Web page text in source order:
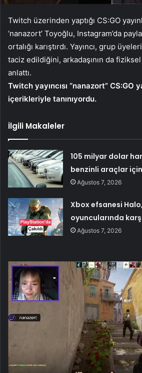
Twitch üzerinden yaptığı CS:GO
‘nanazort’ Toyoğlu, Instagram’da
ortalığı karıştırdı. Yayıncı, grup
taciz edildiğini, arkadaşının da fiziksel
anlattı.
Twitch yayıncısı “nanazort” CS:GO
içerikleriyle tanınıyordu.
İlgili Makaleler
105 milyar dolar
benzinli araçlar
Ağustos 7, 2026
Xbox efsanesi
oyuncularında
Ağustos 7, 2026